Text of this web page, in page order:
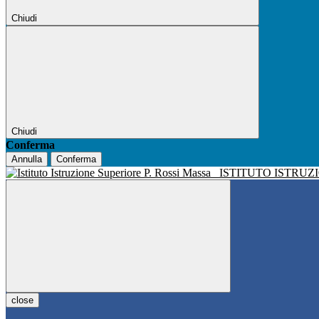
Chiudi
Chiudi
Conferma
Annulla Conferma
ISTITUTO
close